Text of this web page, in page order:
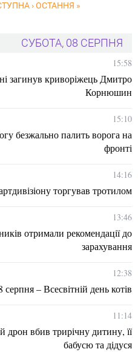
› ОСТАННЯ »
СУБОТА, 08 СЕРПНЯ
15:58
загинув криворіжець Дмитро
Корнюшин
15:10
безжально палить ворога на
фронті
14:16
торгував тротилом
13:46
отримали рекомендації до
зарахування
12:38
серпня – Всесвітній день котів
11:14
дрон вбив трирічну дитину, її
бабусю та дідуся